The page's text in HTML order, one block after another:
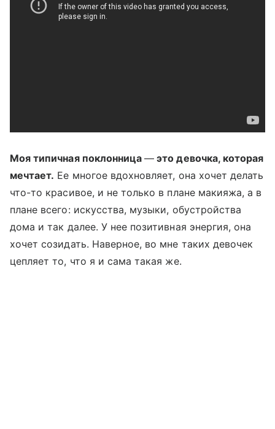
Моя типичная поклонница— это девочка, которая
мечтает. Ее многое вдохновляет, она хочет делать
что-то красивое, и не только в плане макияжа, а в
плане всего: искусства, музыки, обустройства
дома и так далее. У нее позитивная энергия, она
хочет созидать. Наверное, во мне таких девочек
цепляет то, что я и сама такая же.